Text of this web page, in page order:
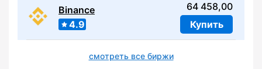
Binance
4.9
64 458,00
Купить
смотреть все биржи